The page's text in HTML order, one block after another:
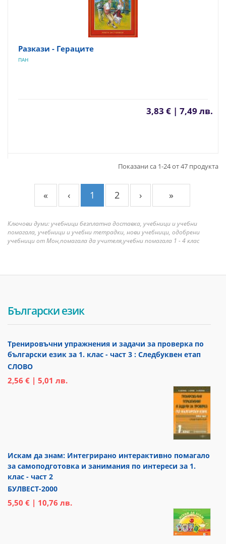
Разкази - Гераците
ПАН
3,83 € | 7,49 лв.
Показани са 1-24 от 47 продукта
« ‹ 1 2 › »
Ключови думи: учебници безплатна доставка, учебници и учебни
помагала, учебници и учебни тетрадки, нови учебници, одобрени
учебници от Мон,помагала да учителя,учебни помагала 1 - 4 клас
Български език
Тренировъчни упражнения и задачи за проверка по
български език за 1. клас - част 3 : Следбуквен етап
СЛОВО
2,56 € | 5,01 лв.
Искам да знам: Интегрирано интерактивно помагало
за самоподготовка и занимания по интереси за 1.
клас - част 2
БУЛВЕСТ-2000
5,50 € | 10,76 лв.